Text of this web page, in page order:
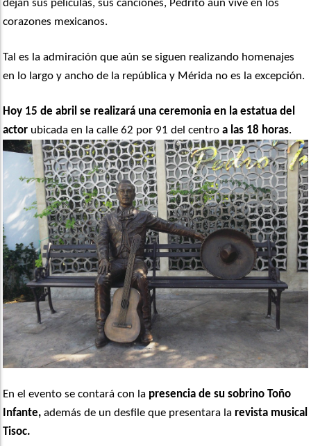
dejan sus películas, sus canciones, Pedrito aún vive en los
corazones mexicanos.
Tal es la admiración que aún se siguen realizando homenajes
en lo largo y ancho de la república y Mérida no es la excepción.
Hoy 15 de abril se realizará una ceremonia en la estatua del
actor ubicada en la calle 62 por 91 del centro a las 18 horas.
En el evento se contará con la presencia de su sobrino Toño
Infante, además de un desfile que presentara larevista musical
Tisoc.